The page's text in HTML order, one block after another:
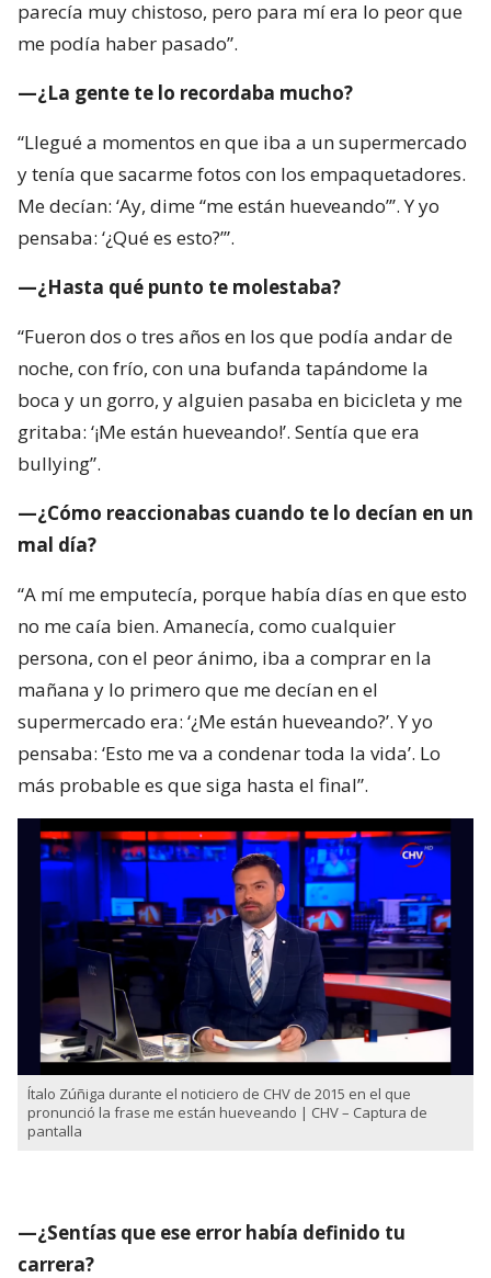
parecía muy chistoso, pero para mí era lo peor que
me podía haber pasado”.
—¿La gente te lo recordaba mucho?
“Llegué a momentos en que iba a un supermercado
y tenía que sacarme fotos con los empaquetadores.
Me decían: ‘Ay, dime “me están hueveando”’. Y yo
pensaba: ‘¿Qué es esto?’”.
—¿Hasta qué punto te molestaba?
“Fueron dos o tres años en los que podía andar de
noche, con frío, con una bufanda tapándome la
boca y un gorro, y alguien pasaba en bicicleta y me
gritaba: ‘¡Me están hueveando!’. Sentía que era
bullying”.
—¿Cómo reaccionabas cuando te lo decían en un
mal día?
“A mí me emputecía, porque había días en que esto
no me caía bien. Amanecía, como cualquier
persona, con el peor ánimo, iba a comprar en la
mañana y lo primero que me decían en el
supermercado era: ‘¿Me están hueveando?’. Y yo
pensaba: ‘Esto me va a condenar toda la vida’. Lo
más probable es que siga hasta el final”.
Ítalo Zúñiga durante el noticiero de CHV de 2015 en el que
pronunció la frase me están hueveando | CHV – Captura de
pantalla
—¿Sentías que ese error había definido tu
carrera?